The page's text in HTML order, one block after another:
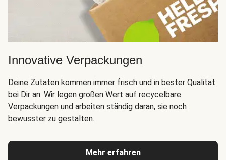
Innovative Verpackungen
Deine Zutaten kommen immer frisch und in bester Qualität
bei Dir an. Wir legen großen Wert auf recycelbare
Verpackungen und arbeiten ständig daran, sie noch
bewusster zu gestalten.
Mehr erfahren